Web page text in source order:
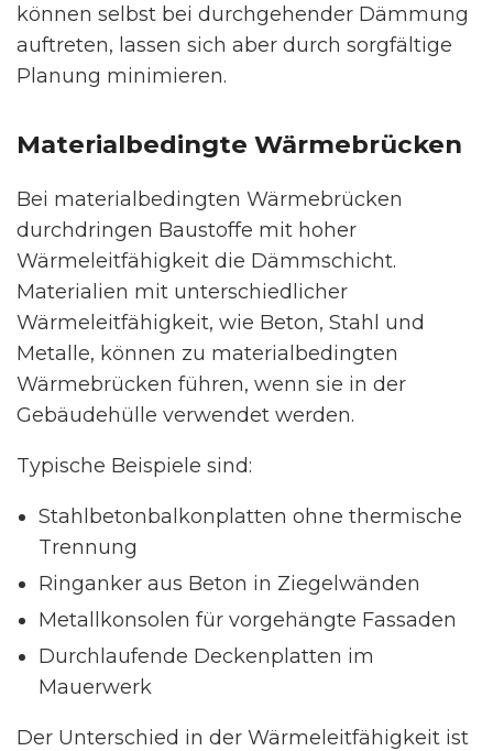
können selbst bei durchgehender Dämmung
auftreten, lassen sich aber durch sorgfältige
Planung minimieren.
Materialbedingte Wärmebrücken
Bei materialbedingten Wärmebrücken
durchdringen Baustoffe mit hoher
Wärmeleitfähigkeit die Dämmschicht.
Materialien mit unterschiedlicher
Wärmeleitfähigkeit, wie Beton, Stahl und
Metalle, können zu materialbedingten
Wärmebrücken führen, wenn sie in der
Gebäudehülle verwendet werden.
Typische Beispiele sind:
Stahlbetonbalkonplatten ohne thermische
Trennung
Ringanker aus Beton in Ziegelwänden
Metallkonsolen für vorgehängte Fassaden
Durchlaufende Deckenplatten im
Mauerwerk
Der Unterschied in der Wärmeleitfähigkeit ist